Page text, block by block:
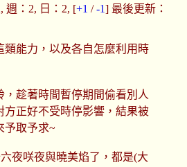
週：2, 日：2, [+1 /-1] 最後更新：
類能力，以及各自怎麼利用時
，趁著時間暫停期間偷看別人
方正好不受時停影響，結果被
予取予求~
夜咲夜與曉美焰了，都是(大